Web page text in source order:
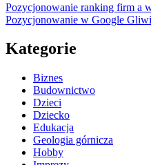
Pozycjonowanie ranking firm a
Pozycjonowanie w Google
Kategorie
Biznes
Budownictwo
Dzieci
Dziecko
Edukacja
Geologia górnicza
Hobby